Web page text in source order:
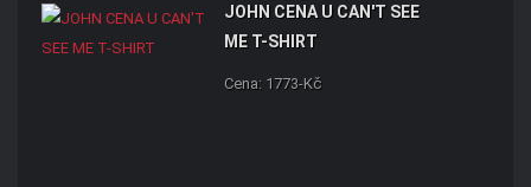
JOHN CENA U CAN'T SEE
ME T-SHIRT
Cena: 1773-Kč